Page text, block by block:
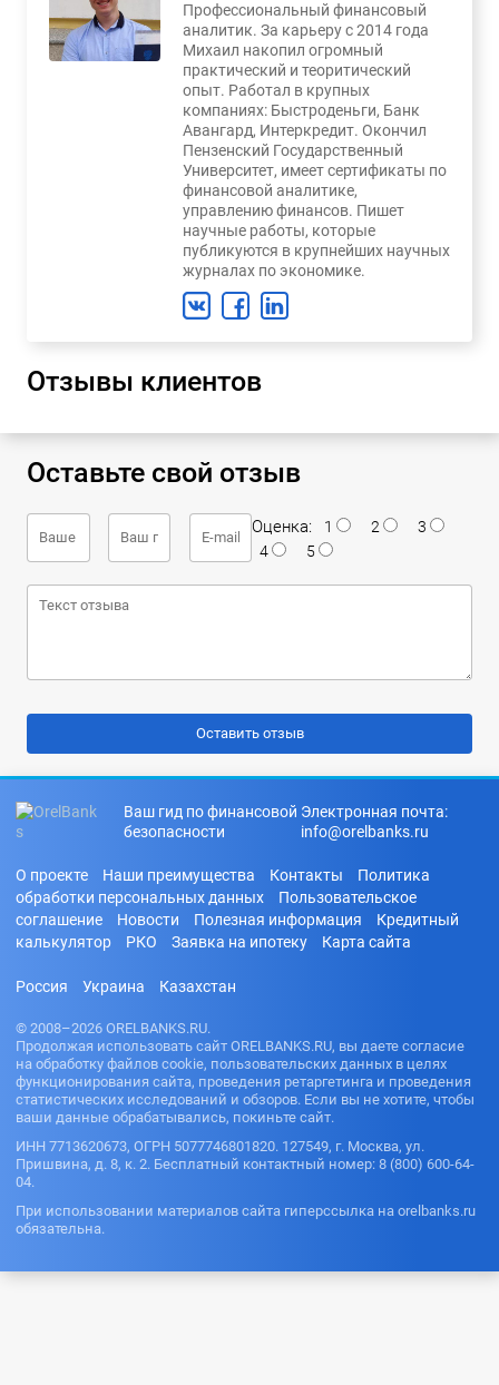
Профессиональный финансовый
аналитик. За карьеру с 2014 года
Михаил накопил огромный
практический и теоритический
опыт. Работал в крупных
компаниях: Быстроденьги, Банк
Авангард, Интеркредит. Окончил
Пензенский Государственный
Университет, имеет сертификаты по
финансовой аналитике,
управлению финансов. Пишет
научные работы, которые
публикуются в крупнейших научных
журналах по экономике.
Отзывы клиентов
Оставьте свой отзыв
Оценка: 1 2
3
4
5
Ваш гид по финансовой
безопасности
Электронная почта:
info@orelbanks.ru
О проекте Наши преимущества Контакты
Политика
обработки персональных данных
Пользовательское
соглашение
Новости Полезная информация
Кредитный
калькулятор
РКО Заявка на ипотеку Карта сайта
Россия Украина Казахстан
© 2008–2026 ORELBANKS.RU.
Продолжая использовать сайт ORELBANKS.RU, вы даете согласие
на обработку файлов cookie, пользовательских данных в целях
функционирования сайта, проведения ретаргетинга и проведения
статистических исследований и обзоров. Если вы не хотите, чтобы
ваши данные обрабатывались, покиньте сайт.
ИНН 7713620673, ОГРН 5077746801820. 127549, г. Москва, ул.
Пришвина, д. 8, к. 2. Бесплатный контактный номер: 8 (800) 600-64-
04.
При использовании материалов сайта гиперссылка на orelbanks.ru
обязательна.